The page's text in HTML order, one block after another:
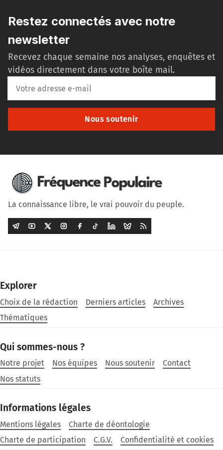
Restez connectés avec notre
newsletter
Recevez chaque semaine nos analyses, enquêtes et
vidéos directement dans votre boîte mail.
Nous soutenir
La connaissance libre, le vrai pouvoir du peuple.
Explorer
Choix de la rédaction Derniers articles
Archives
Thématiques
Qui sommes-nous ?
Notre projet Nos équipes Nous soutenir
Contact
Nos statuts
Informations légales
Mentions légales
Charte de déontologie
Charte de participation
C.G.V. Confidentialité et cookies